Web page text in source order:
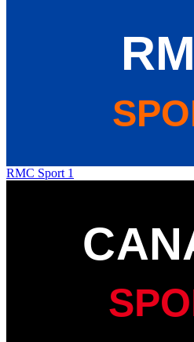
RMC Sport 1